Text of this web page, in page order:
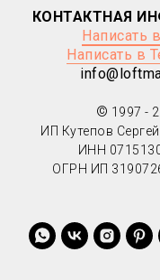
КОНТАКТНАЯ
Написать
Написать в
© 1997 -
ИП Кутепов
ИНН
ОГРН ИП